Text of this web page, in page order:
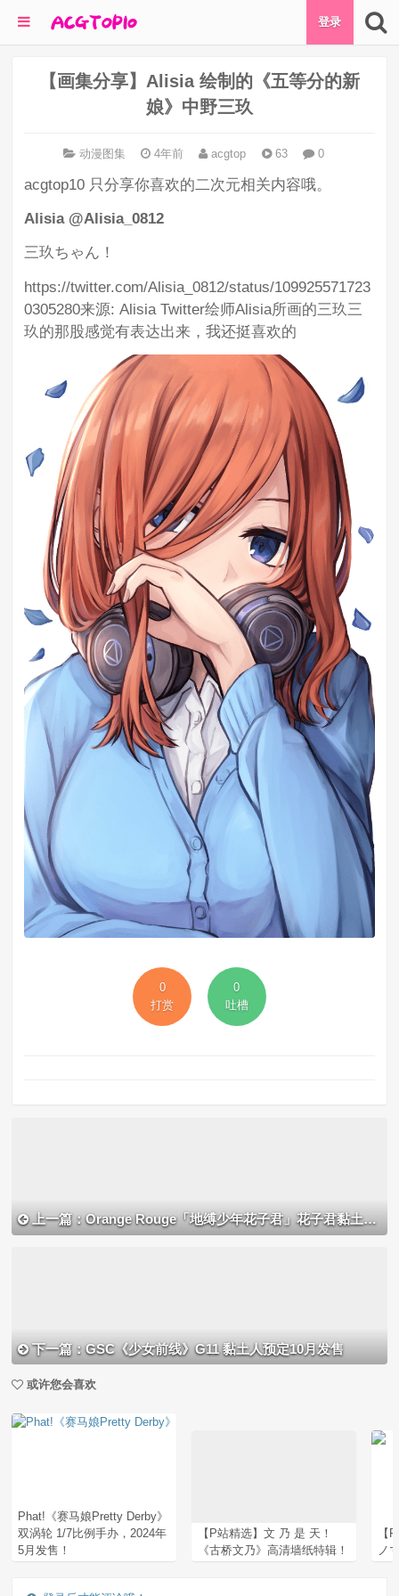
登录
【画集分享】Alisia 绘制的《五等分的新
娘》中野三玖
动漫图集 4年前 acgtop 63 0
acgtop10 只分享你喜欢的二次元相关内容哦。
Alisia @Alisia_0812
三玖ちゃん！
https://twitter.com/Alisia_0812/status/109925571723
0305280来源: Alisia Twitter绘师Alisia所画的三玖三
玖的那股感觉有表达出来，我还挺喜欢的
0
打赏
0
吐槽
上一篇：Orange Rouge「地缚少年花子君」花子君黏土人开订
下一篇：GSC《少女前线》G11 黏土人预定10月发售
或许您会喜欢
Phat!《赛马娘Pretty Derby》
双涡轮 1/7比例手办，2024年
5月发售！
【P站精选】文 乃 是 天！
《古桥文乃》高清墙纸特辑！
【
ノ